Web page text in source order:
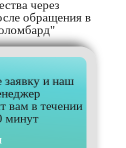
через
обращения в
заявку и наш
вам в течении
минут